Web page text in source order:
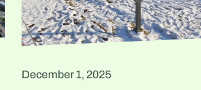
December 1, 2025